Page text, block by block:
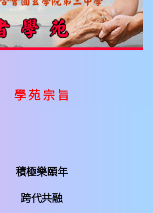
學 苑 宗 旨
積極樂頤年
跨代共融